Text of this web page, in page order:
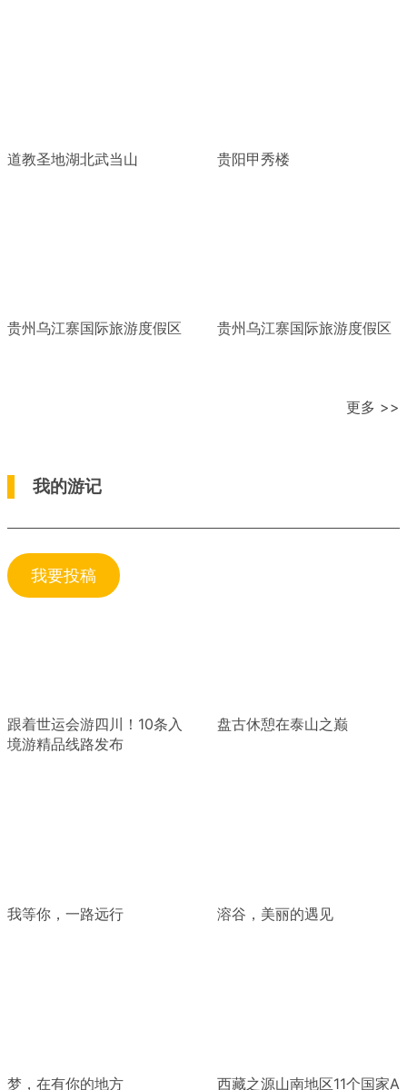
道教圣地湖北武当山 贵阳甲秀楼
贵州乌江寨国际旅游度假区 贵州乌江寨国际旅游度假区
更多 >>
我的游记
我要投稿
跟着世运会游四川！10条入
境游精品线路发布
盘古休憩在泰山之巅
我等你，一路远行 溶谷，美丽的遇见
梦，在有你的地方 西藏之源山南地区11个国家A